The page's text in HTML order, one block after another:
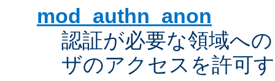
mod_authn_anon
認証が必要な領域へ
ザのアクセスを許可